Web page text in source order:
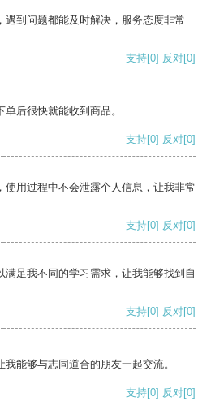
遇到问题都能及时解决，服务态度非常
支持[0] 反对[0]
后很快就能收到商品。
支持[0] 反对[0]
使用过程中不会泄露个人信息，让我非常
支持[0] 反对[0]
满足我不同的学习需求，让我能够找到自
支持[0] 反对[0]
能够与志同道合的朋友一起交流。
支持[0] 反对[0]